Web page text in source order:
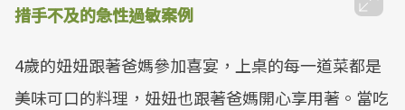
措手不及的急性過敏案例
4歲的妞妞跟著爸媽參加喜宴，上桌的每一道菜都是
美味可口的料理，妞妞也跟著爸媽開心享用著。當吃